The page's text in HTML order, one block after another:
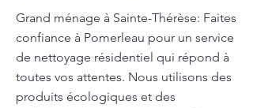
Grand ménage à Sainte-Thérèse: Faites
confiance à Pomerleau pour un service
de nettoyage résidentiel qui répond à
toutes vos attentes. Nous utilisons des
produits écologiques et des